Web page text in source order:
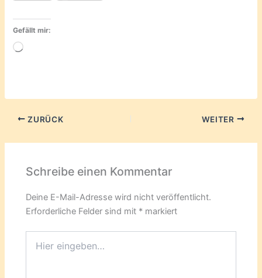
Gefällt mir:
Wird
ZURÜCK WEITER
Schreibe einen Kommentar
Deine E-Mail-Adresse wird nicht veröffentlicht.
Erforderliche Felder sind mit * markiert
eingeben…